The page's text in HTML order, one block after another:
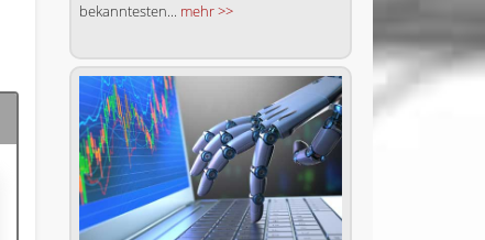
bekanntesten... mehr >>